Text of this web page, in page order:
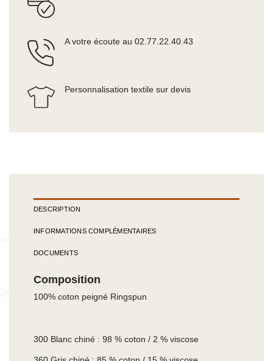
A votre écoute au 02.77.22.40.43
Personnalisation textile sur devis
DESCRIPTION
INFORMATIONS COMPLÉMENTAIRES
DOCUMENTS
Composition
100% coton peigné Ringspun
300 Blanc chiné : 98 % coton / 2 % viscose